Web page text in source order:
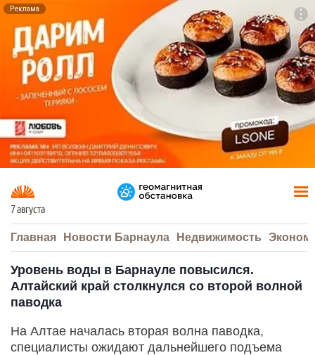
Реклама
7 августа
Главная Новости Барнаула Недвижимость
Уровень воды в Барнауле повысился.
Алтайский край столкнулся со второй волной
паводка
На Алтае началась вторая волна паводка,
специалисты ожидают дальнейшего подъема